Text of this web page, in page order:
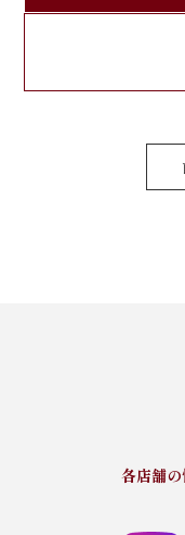
各店舗の